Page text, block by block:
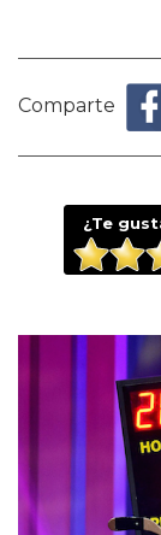
Comparte
¿Te